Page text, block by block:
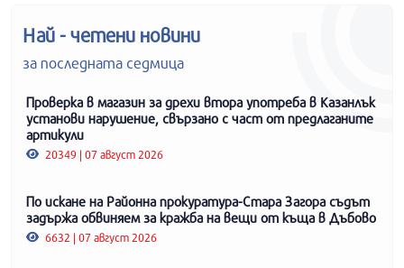
Най - четени новини
за последната седмица
Проверка в магазин за дрехи втора употреба в Казанлък
установи нарушение, свързано с част от предлаганите
артикули
20349 | 07 август 2026
По искане на Районна прокуратура-Стара Загора съдът
задържа обвиняем за кражба на вещи от къща в Дъбово
6632 | 07 август 2026